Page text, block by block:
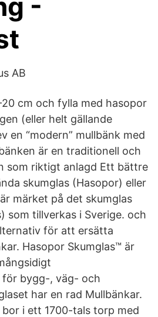
-
AB
cm och fylla med hasopor
(eller helt gällande
en “modern” mullbänk med
är en traditionell och
som riktigt anlagd Ett bättre
skumglas (Hasopor) eller
märket på det skumglas
som tillverkas i Sverige. och
för att ersätta
Hasopor Skumglas™ är
bygg-, väg- och
har en rad Mullbänkar.
i ett 1700-tals torp med